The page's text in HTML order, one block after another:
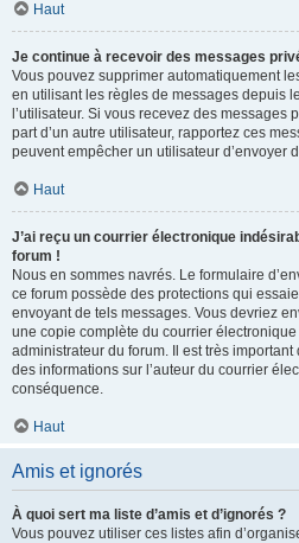
Haut
Je continue à recevoir des messages
Vous pouvez supprimer automatiquement
en utilisant les règles de messages depuis
l’utilisateur. Si vous recevez des
part d’un autre utilisateur, rapportez ces
peuvent empêcher un utilisateur d’envoyer
Haut
J’ai reçu un courrier électronique
forum !
Nous en sommes navrés. Le formulaire
ce forum possède des protections qui
envoyant de tels messages. Vous devriez
une copie complète du courrier
administrateur du forum. Il est très
des informations sur l’auteur du courrier
conséquence.
Haut
Amis et ignorés
À quoi sert ma liste d’amis et d’ignorés ?
Vous pouvez utiliser ces listes afin